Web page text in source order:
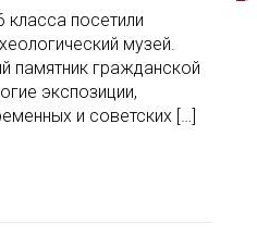
класса посетили
музей.
памятник гражданской
экспозиции,
и советских […]